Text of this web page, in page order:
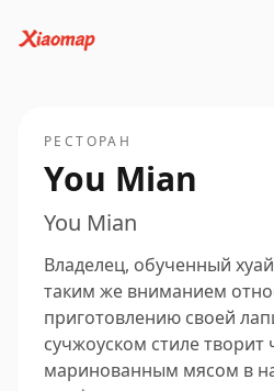
РЕСТОРАН
You Mian
You Mian
Владелец, обученный
таким же вниманием
приготовлению своей
сучжоуском стиле творит
маринованным мясом в